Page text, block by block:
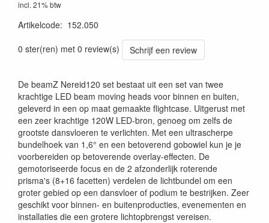
incl. 21% btw
Artikelcode: 152.050
0 ster(ren) met 0 review(s)
Schrijf een review
De beamZ Nereid120 set bestaat uit een set van twee
krachtige LED beam moving heads voor binnen en buiten,
geleverd in een op maat gemaakte flightcase. Uitgerust met
een zeer krachtige 120W LED-bron, genoeg om zelfs de
grootste dansvloeren te verlichten. Met een ultrascherpe
bundelhoek van 1,6° en een betoverend gobowiel kun je je
voorbereiden op betoverende overlay-effecten. De
gemotoriseerde focus en de 2 afzonderlijk roterende
prisma's (8+16 facetten) verdelen de lichtbundel om een
groter gebied op een dansvloer of podium te bestrijken. Zeer
geschikt voor binnen- en buitenproducties, evenementen en
installaties die een grotere lichtopbrengst vereisen.